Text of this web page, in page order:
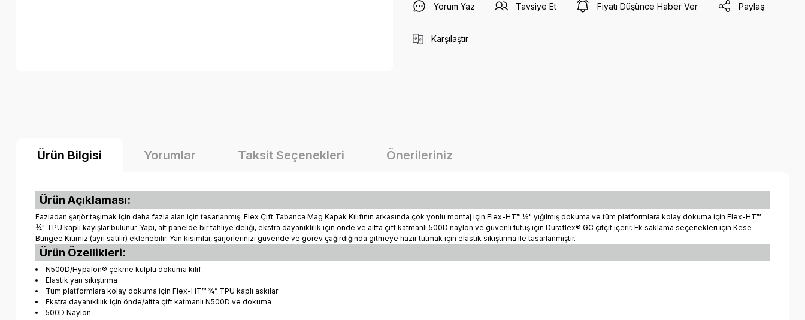
Yorum Yaz Tavsiye Et Fiyatı Düşünce Haber Ver Paylaş
Karşılaştır
Ürün Bilgisi Yorumlar Taksit Seçenekleri Önerileriniz
Ürün Açıklaması:
Fazladan şarjör taşımak için daha fazla alan için tasarlanmış. Flex Çift Tabanca Mag Kapak Kılıfının arkasında çok yönlü montaj için Flex-HT™ ½" yığılmış dokuma ve tüm platformlara kolay dokuma için Flex-HT™
¾" TPU kaplı kayışlar bulunur. Yapı, alt panelde bir tahliye deliği, ekstra dayanıklılık için önde ve altta çift katmanlı 500D naylon ve güvenli tutuş için Duraflex® GC çıtçıt içerir. Ek saklama seçenekleri için Kese
Bungee Kitimiz (ayrı satılır) eklenebilir. Yan kısımlar, şarjörlerinizi güvende ve görev çağırdığında gitmeye hazır tutmak için elastik sıkıştırma ile tasarlanmıştır.
Ürün Özellikleri:
N500D/Hypalon® çekme kulplu dokuma kılıf
Elastik yan sıkıştırma
Tüm platformlara kolay dokuma için Flex-HT™ ¾” TPU kaplı askılar
Ekstra dayanıklılık için önde/altta çift katmanlı N500D ve dokuma
500D Naylon